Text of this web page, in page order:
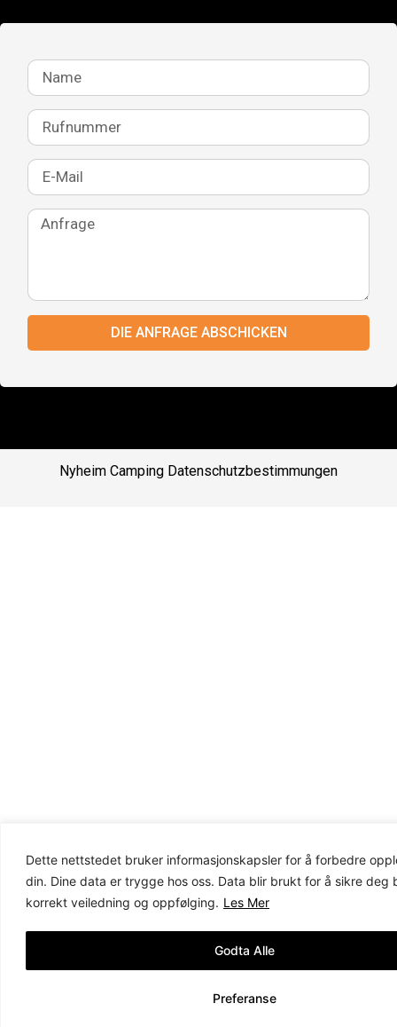
Dette nettstedet bruker informasjonskapsler for å forbedre
din. Dine data er trygge hos oss. Data blir brukt for å sikre deg
korrekt veiledning og oppfølging. Les Mer
Preferanse
Godta Alle
DIE ANFRAGE ABSCHICKEN
Nyheim Camping Datenschutzbestimmungen